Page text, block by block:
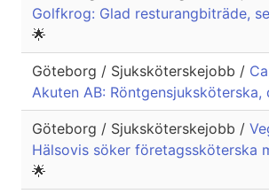
Golfkrog: Glad resturangbiträde,
🌟
Göteborg / Sjuksköterskejobb /
Akuten AB: Röntgensjuksköterska,
Göteborg / Sjuksköterskejobb /
Hälsovis söker företagssköterska
🌟